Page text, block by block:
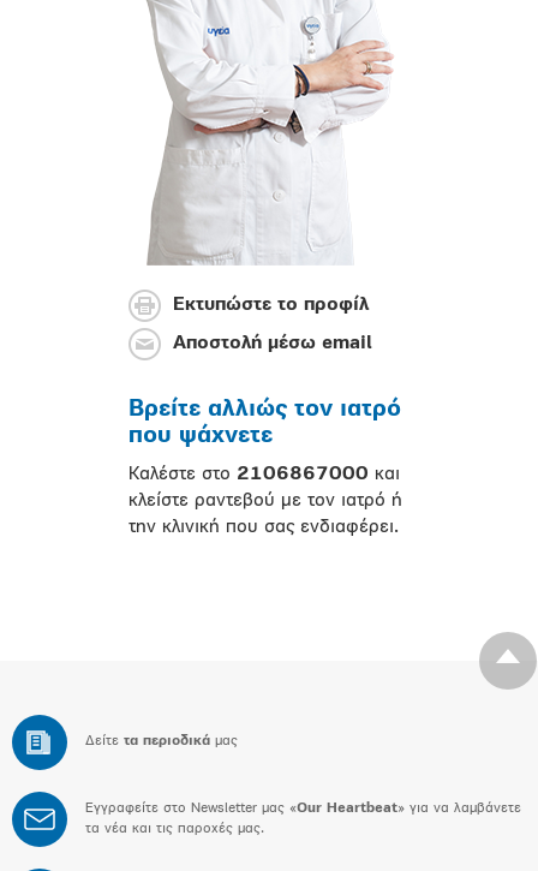
Εκτυπώστε το προφίλ
Αποστολή μέσω email
Βρείτε αλλιώς τον ιατρό
που ψάχνετε
Καλέστε στο 2106867000 και
κλείστε ραντεβού με τον ιατρό ή
την κλινική που σας ενδιαφέρει.
Δείτε τα περιοδικά μας
Εγγραφείτε στο Newsletter μας «Our Heartbeat» για να λαμβάνετε
τα νέα και τις παροχές μας.